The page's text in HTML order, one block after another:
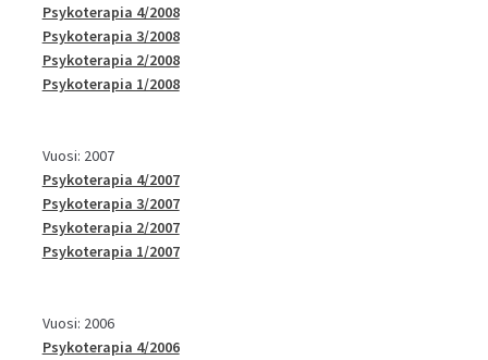
Psykoterapia 4/2008
Psykoterapia 3/2008
Psykoterapia 2/2008
Psykoterapia 1/2008
Vuosi: 2007
Psykoterapia 4/2007
Psykoterapia 3/2007
Psykoterapia 2/2007
Psykoterapia 1/2007
Vuosi: 2006
Psykoterapia 4/2006